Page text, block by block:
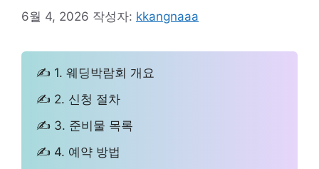
6월 4, 2026 작성자: kkangnaaa
✍ 1. 웨딩박람회 개요
✍ 2. 신청 절차
✍ 3. 준비물 목록
✍ 4. 예약 방법